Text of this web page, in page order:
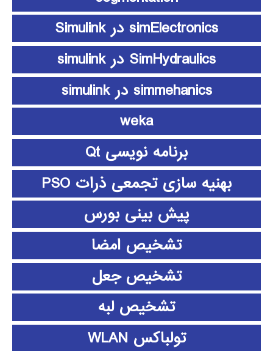
simElectronics در Simulink
SimHydraulics در simulink
simmehanics در simulink
weka
برنامه نویسی Qt
بهنیه سازی تجمعی ذرات PSO
پیش بینی بورس
تشخیص امضا
تشخیص جعل
تشخیص لبه
تولباکس WLAN